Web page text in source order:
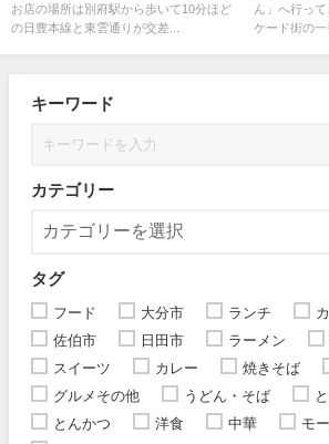
お店の場所は別府駅から歩いて10分ほど
の日豊本線と東雲通りが交差...
ん」へ行っ
ケード街の一
キーワード
カテゴリー
タグ
フード 大分市 ランチ
佐伯市
日田市 ラーメン
スイーツ
カレー 焼きそば
グルメその他
うどん・そば
とんかつ
洋食 中華
モ